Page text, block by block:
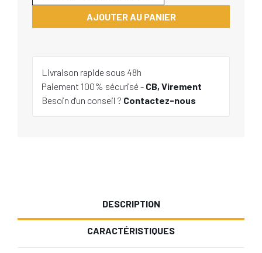
AJOUTER AU PANIER
Livraison rapide sous 48h
Paiement 100% sécurisé - CB, Virement
Besoin d'un conseil ? Contactez-nous
DESCRIPTION
CARACTÉRISTIQUES